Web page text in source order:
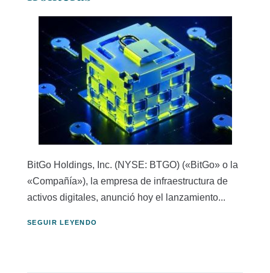
BitGo Holdings, Inc. (NYSE: BTGO) («BitGo» o la
«Compañía»), la empresa de infraestructura de
activos digitales, anunció hoy el lanzamiento...
SEGUIR LEYENDO